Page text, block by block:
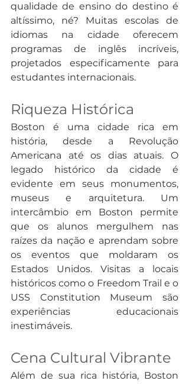
qualidade de ensino do destino é
altíssimo, né? Muitas escolas de
idiomas na cidade oferecem
programas de inglês incríveis,
projetados especificamente para
estudantes internacionais.
Riqueza Histórica
Boston é uma cidade rica em
história, desde a Revolução
Americana até os dias atuais. O
legado histórico da cidade é
evidente em seus monumentos,
museus e arquitetura. Um
intercâmbio em Boston permite
que os alunos mergulhem nas
raízes da nação e aprendam sobre
os eventos que moldaram os
Estados Unidos. Visitas a locais
históricos como o Freedom Trail e o
USS Constitution Museum são
experiências educacionais
inestimáveis.
Cena Cultural Vibrante
Além de sua rica história, Boston